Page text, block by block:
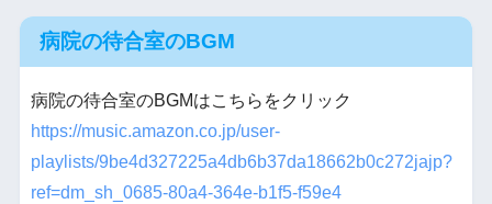
病院の待合室のBGM
病院の待合室のBGMはこちらをクリック
https://music.amazon.co.jp/user-
playlists/9be4d327225a4db6b37da18662b0c272jajp?
ref=dm_sh_0685-80a4-364e-b1f5-f59e4